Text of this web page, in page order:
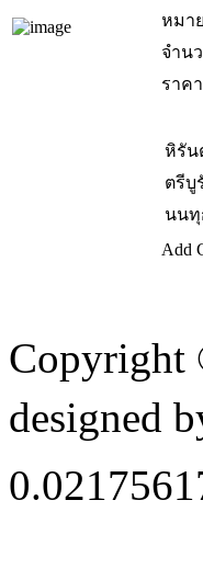
หมา
จำน
ราคา
หิรัน
ตรีบู
นนทุ
Add
Copyright
designed